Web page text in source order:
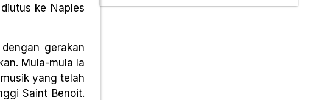
ke Naples
gerakan
Mula-mula Ia
yang telah
Saint Benoit.